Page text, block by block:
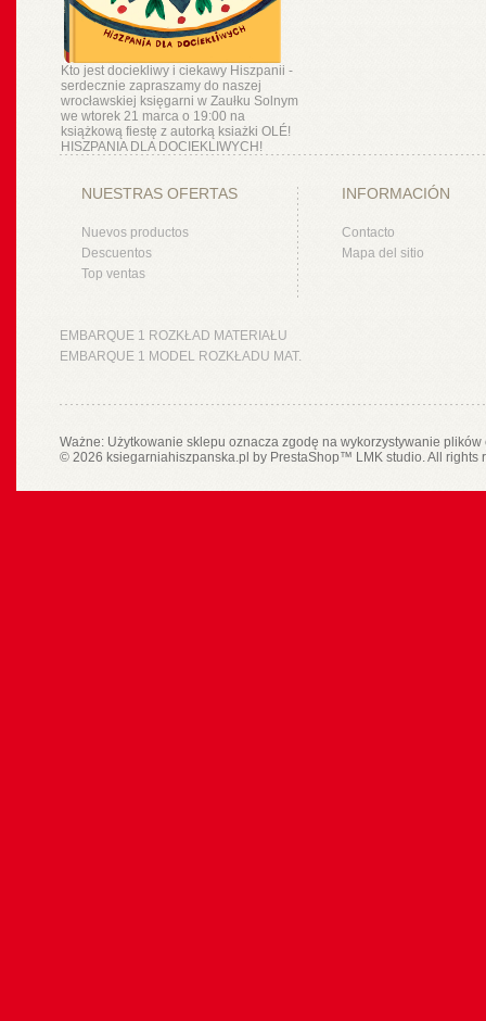
Kto jest dociekliwy i ciekawy Hiszpanii -
serdecznie zapraszamy do naszej
wrocławskiej księgarni w Zaułku Solnym
we wtorek 21 marca o 19:00 na
książkową fiestę z autorką ksiażki OLÉ!
HISZPANIA DLA DOCIEKLIWYCH!
NUESTRAS OFERTAS
Nuevos productos
Descuentos
Top ventas
INFORMACIÓN
Contacto
Mapa del sitio
EMBARQUE 1 ROZKŁAD MATERIAŁU
EMBARQUE 1 MODEL ROZKŁADU MAT.
Ważne: Użytkowanie sklepu oznacza zgodę na wykorzystywanie
© 2026 ksiegarniahiszpanska.pl by PrestaShop™ LMK studio. All rights